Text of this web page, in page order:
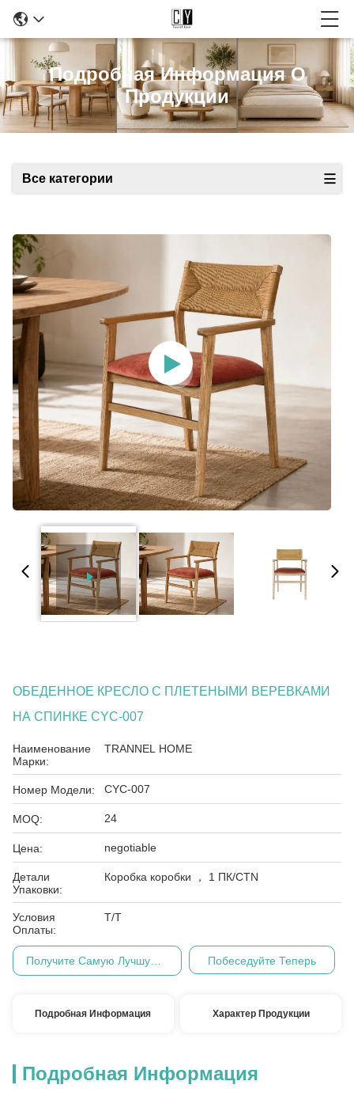
Подробная Информация О
Продукции
Все категории
ОБЕДЕННОЕ КРЕСЛО С ПЛЕТЕНЫМИ ВЕРЕВКАМИ
НА СПИНКЕ CYC-007
Наименование
Марки:
TRANNEL HOME
Номер Модели: CYC-007
MOQ: 24
Цена: negotiable
Детали
Упаковки:
Коробка коробки ， 1 ПК/CTN
Условия
Оплаты:
Т/Т
Побеседуйте Теперь
Подробная Информация Характер Продукции
Подробная Информация